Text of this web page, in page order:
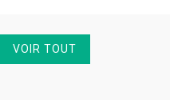
VOIR TOUT